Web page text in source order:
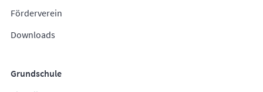
Förderverein
Downloads
Grundschule